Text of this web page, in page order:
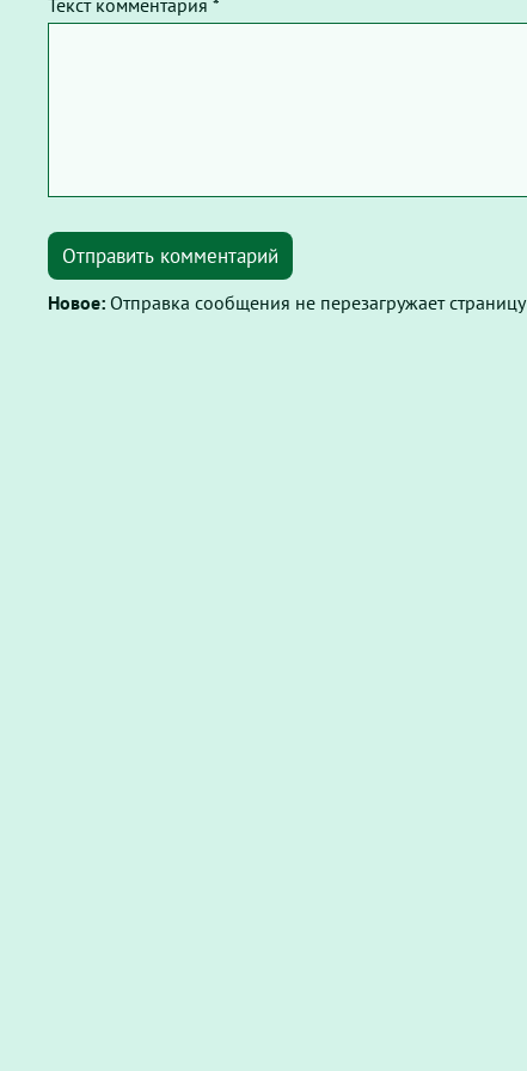
Текст комментария *
Отправить комментарий
Новое: Отправка сообщения не перезагружает страницу